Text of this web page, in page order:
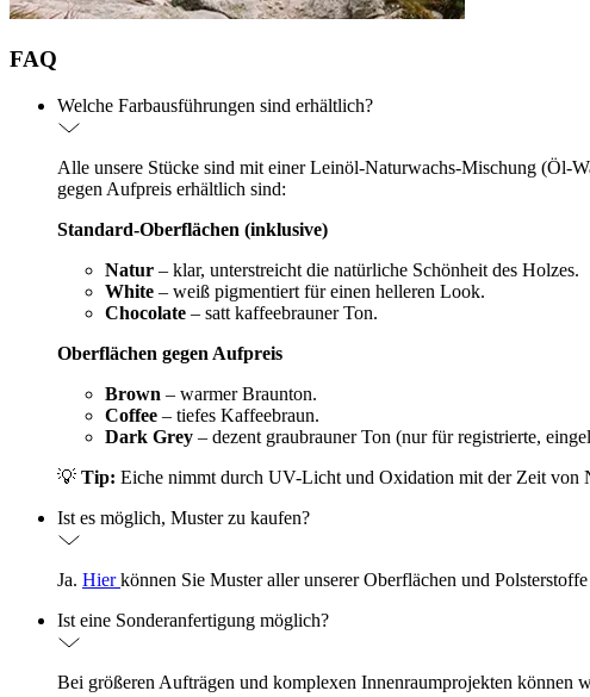
FAQ
Welche Farbausführungen sind erhältlich?
Alle unsere Stücke sind mit einer Leinöl-Naturwachs-Mischung (Öl-
gegen Aufpreis erhältlich sind:
Standard-Oberflächen (inklusive)
Natur – klar, unterstreicht die natürliche Schönheit des Holzes.
White – weiß pigmentiert für einen helleren Look.
Chocolate – satt kaffeebrauner Ton.
Oberflächen gegen Aufpreis
Brown – warmer Braunton.
Coffee – tiefes Kaffeebraun.
Dark Grey – dezent graubrauner Ton (nur für registrierte,
💡 Tip: Eiche nimmt durch UV-Licht und Oxidation mit der Zeit von
Ist es möglich, Muster zu kaufen?
Ja. Hierkönnen Sie Muster aller unserer Oberflächen und Polsterstoffe
Ist eine Sonderanfertigung möglich?
Bei größeren Aufträgen und komplexen Innenraumprojekten können